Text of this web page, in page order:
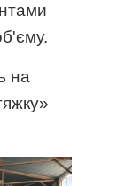
на